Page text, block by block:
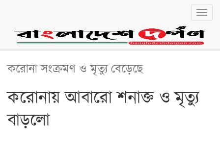
রাজনীতি
অর্থনীতি
বাংলা English
করোনা সংক্রমণ ও মৃত্যু বেড়েছে
করোনায় আবারো শনাক্ত ও মৃত্যু
বাড়লো